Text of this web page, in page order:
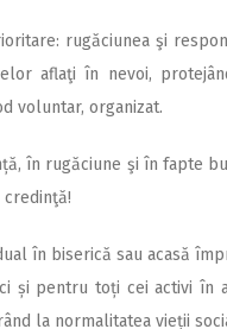
rugăciunea şi
aflaţi în nevoi,
voluntar, organizat.
în rugăciune şi în fapte
în biserică sau acasă
pentru toți cei activi în
la normalitatea vieții